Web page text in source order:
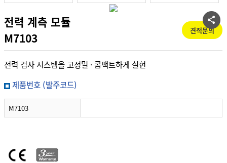
전력 계측 모듈
M7103
견적문의
전력 검사 시스템을 고정밀 · 콤팩트하게 실현
제품번호 (발주코드)
M7103